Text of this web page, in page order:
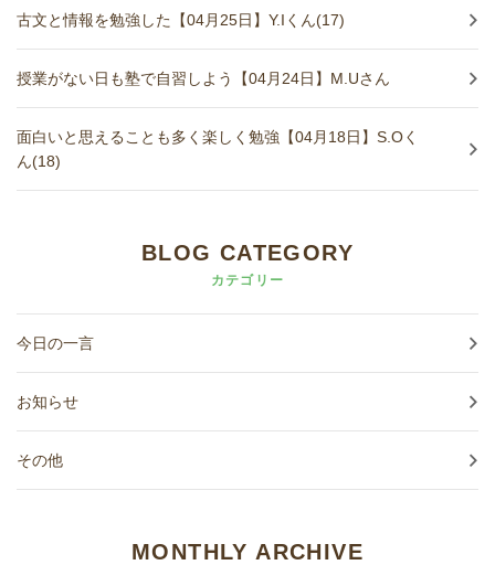
古文と情報を勉強した【04月25日】Y.Iくん(17)
授業がない日も塾で自習しよう【04月24日】M.Uさん
面白いと思えることも多く楽しく勉強【04月18日】S.Oく
ん(18)
BLOG CATEGORY
カテゴリー
今日の一言
お知らせ
その他
MONTHLY ARCHIVE